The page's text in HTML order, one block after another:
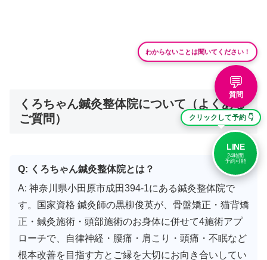
くろちゃん鍼灸整体院について（よくある
ご質問）
Q: くろちゃん鍼灸整体院とは？
A: 神奈川県小田原市成田394-1にある鍼灸整体院で
す。国家資格 鍼灸師の黒柳俊英が、骨盤矯正・猫背矯
正・鍼灸施術・頭部施術のお身体に併せて4施術アプ
ローチで、自律神経・腰痛・肩こり・頭痛・不眠など
根本改善を目指す方とご縁を大切にお向き合いしてい
わからないことは聞いてください！
💬
質問
クリックして予約 👇
LINE
24時間
予約可能